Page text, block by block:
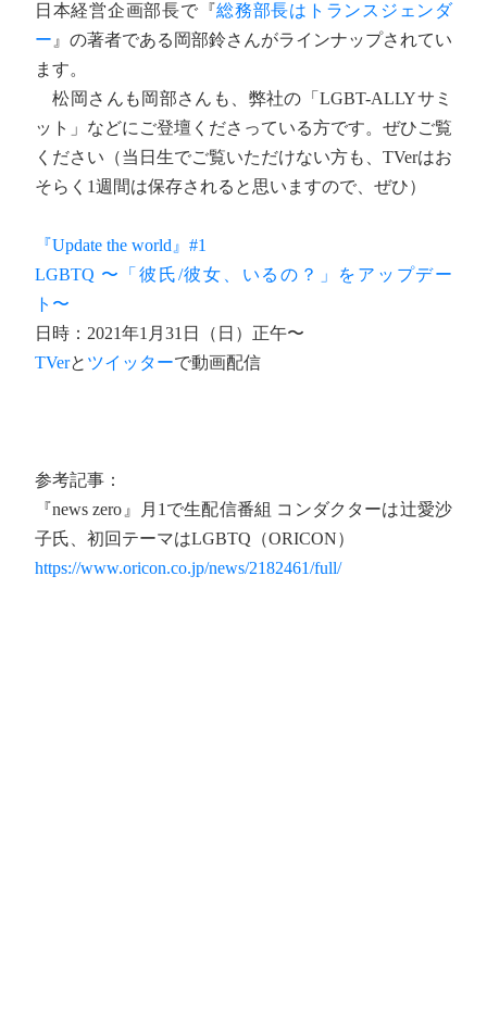
日本経営企画部長で『総務部長はトランスジェンダ
ー 』の著者である岡部鈴さんがラインナップされてい
ます。
松岡さんも岡部さんも、弊社の「LGBT-ALLYサミ
ット」などにご登壇くださっている方です。ぜひご覧
ください（当日生でご覧いただけない方も、TVerはお
そらく1週間は保存されると思いますので、ぜひ）
『Update the world』#1
LGBTQ 〜「彼氏/彼女、いるの？」をアップデー
ト〜
日時：2021年1月31日（日）正午〜
TVerと ツイッターで動画配信
参考記事：
『news zero』月1で生配信番組 コンダクターは辻愛沙
子氏、初回テーマはLGBTQ（ORICON）
https://www.oricon.co.jp/news/2182461/full/